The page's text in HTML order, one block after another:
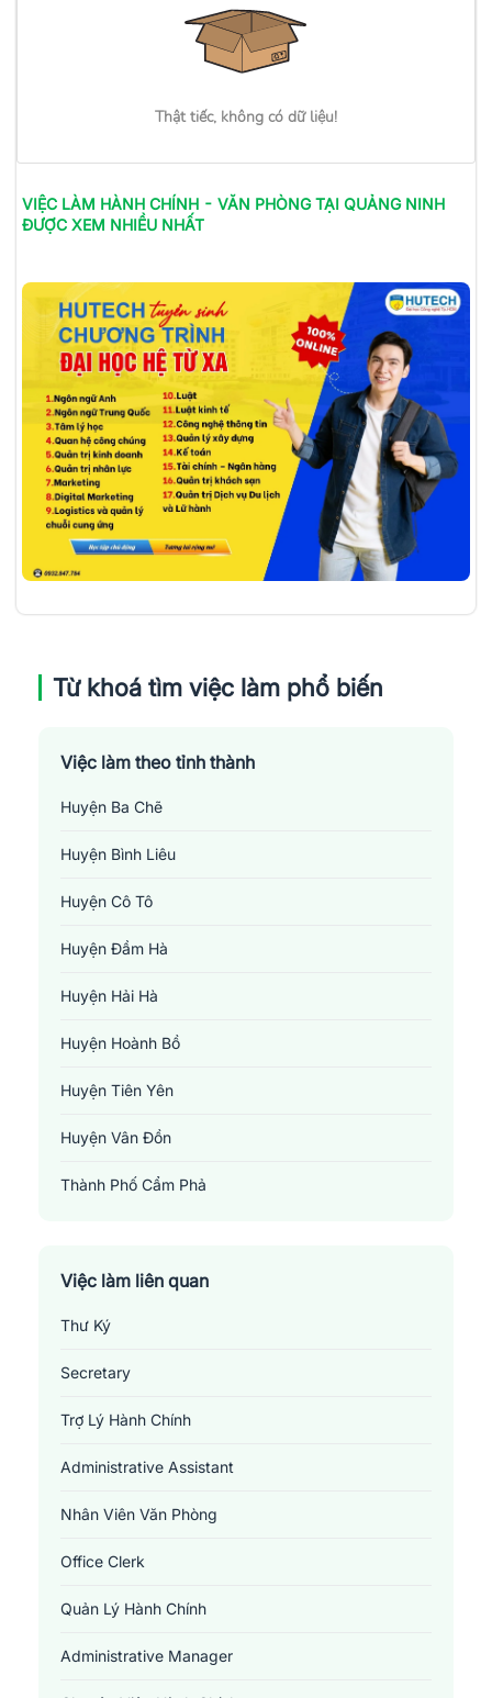
Thật tiếc, không có dữ liệu!
VIỆC LÀM HÀNH CHÍNH - VĂN PHÒNGTẠI QUẢNG NINH
ĐƯỢC XEM NHIỀU NHẤT
Từ khoá tìm việc làm phổ biến
Việc làm theo tỉnh thành
Huyện Ba Chẽ
Huyện Bình Liêu
Huyện Cô Tô
Huyện Đầm Hà
Huyện Hải Hà
Huyện Hoành Bồ
Huyện Tiên Yên
Huyện Vân Đồn
Thành Phố Cẩm Phả
Thành Phố Móng Cái
Thành Phố Uông Bí
Thị Xã Đông Triều
Thị Xã Quảng Yên
Việc làm liên quan
Thư Ký
Secretary
Trợ Lý Hành Chính
Administrative Assistant
Nhân Viên Văn Phòng
Office Clerk
Quản Lý Hành Chính
Administrative Manager